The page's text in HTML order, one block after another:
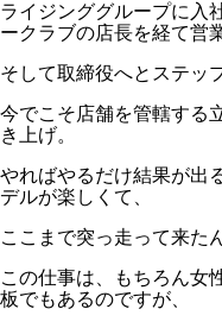
ライジンググループに入
ークラブの店長を経て営
そして取締役へとステッ
今でこそ店舗を管轄する
き上げ。
やればやるだけ結果が出
デルが楽しくて、
ここまで突っ走って来た
この仕事は、もちろん女
板でもあるのですが、